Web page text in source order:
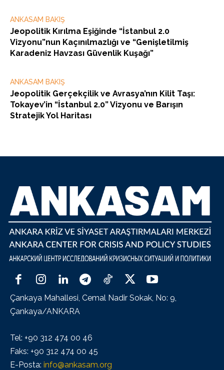
ANKASAM BAKIŞ
Jeopolitik Kırılma Eşiğinde “İstanbul 2.0
Vizyonu”nun Kaçınılmazlığı ve “Genişletilmiş
Karadeniz Havzası Güvenlik Kuşağı”
ANKASAM BAKIŞ
Jeopolitik Gerçekçilik ve Avrasya’nın Kilit Taşı:
Tokayev’in “İstanbul 2.0” Vizyonu ve Barışın
Stratejik Yol Haritası
Çankaya Mahallesi, Cemal Nadir Sokak, No: 9,
Çankaya/ANKARA
Tel: +90 312 474 00 46
Faks: +90 312 474 00 45
E-Posta: info@ankasam.org